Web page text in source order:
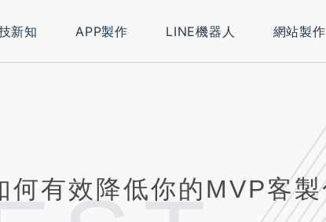
新知 APP製作 LINE機器人 網站製作